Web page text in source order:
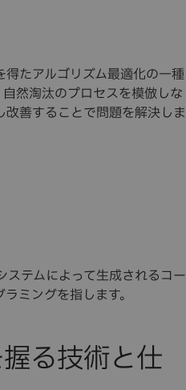
たアルゴリズム最適化の一種
然淘汰のプロセスを模倣しな
善することで問題を解決しま
テムによって生成されるコー
ミングを指します。
る技術と仕